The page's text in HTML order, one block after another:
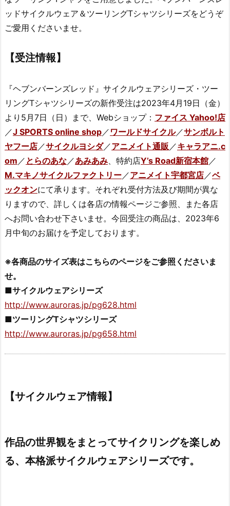
ッドサイクルウェア＆ツーリングTシャツシリーズをどうぞ
ご愛用くださいませ。
【受注情報】
『ヘブンバーンズレッド』サイクルウェアシリーズ・ツー
リングTシャツシリーズの新作受注は2023年4月19日（金）
より5月7日（日）まで、Webショップ： ファイス Yahoo!店
／J SPORTS online shop ／ ワールドサイクル／サンボルト
ヤフー店 ／サイクルヨシダ／アニメイト通販 ／キャラアニ.c
om ／ とらのあな ／あみあみ 、特約店Y’s Road新宿本館 ／
M.マキノサイクルファクトリー ／アニメイト宇都宮店 ／ベ
ックオンにて承ります。それぞれ受付方法及び期間が異な
りますので、詳しくは各店の情報ページご参照、また各店
へお問い合わせ下さいませ。今回受注の商品は、2023年6
月中旬のお届けを予定しております。
※各商品のサイズ表はこちらのページをご参照くださいま
せ。
■サイクルウェアシリーズ
http://www.auroras.jp/pg628.html
■ツーリングTシャツシリーズ
http://www.auroras.jp/pg658.html
【サイクルウェア情報】
作品の世界観をまとってサイクリングを楽しめ
る、本格派サイクルウェアシリーズです。